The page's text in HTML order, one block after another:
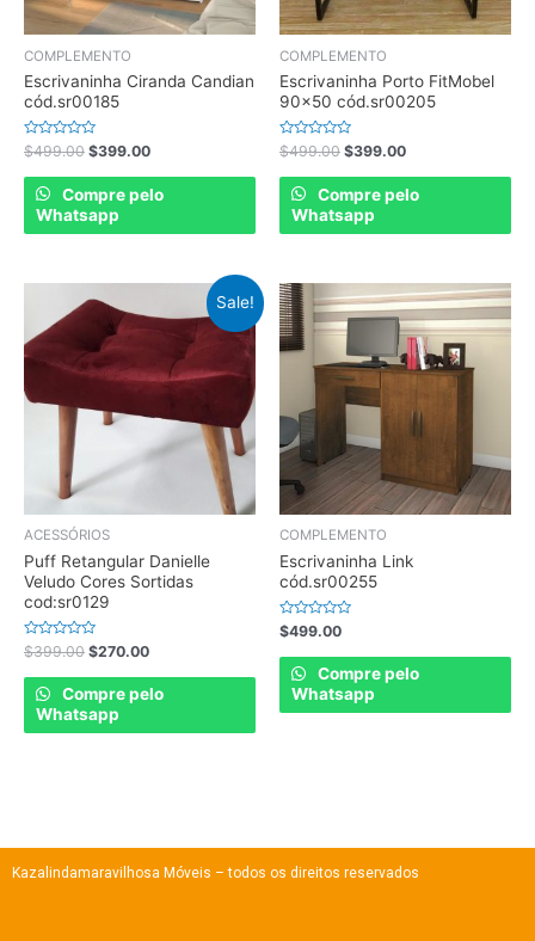
COMPLEMENTO
Escrivaninha Ciranda Candian
cód.sr00185
Rated
0
out
$499.00 $399.00
Compre pelo
Whatsapp
COMPLEMENTO
Escrivaninha Porto FitMobel
90×50 cód.sr00205
Rated
0
out
$499.00 $399.00
Compre pelo
Whatsapp
Sale!
ACESSÓRIOS
Puff Retangular Danielle
Veludo Cores Sortidas
cod:sr0129
Rated
0
out
$399.00 $270.00
Compre pelo
Whatsapp
COMPLEMENTO
Escrivaninha Link
cód.sr00255
Rated
0
out
$499.00
Compre pelo
Whatsapp
Kazalindamaravilhosa Móveis – todos os direitos reservados